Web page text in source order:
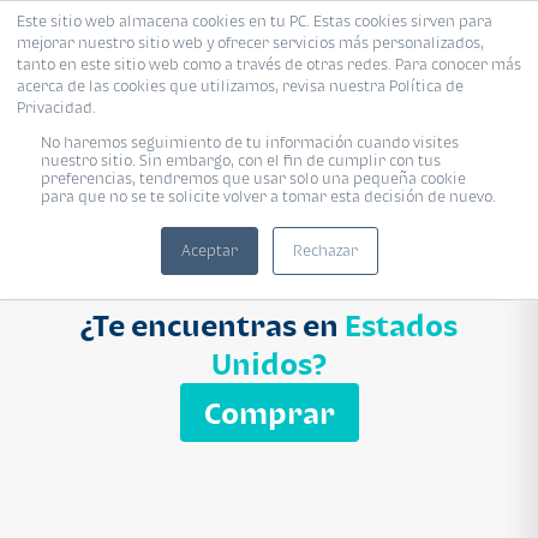
Este sitio web almacena cookies en tu PC. Estas cookies sirven para
mejorar nuestro sitio web y ofrecer servicios más personalizados,
tanto en este sitio web como a través de otras redes. Para conocer más
acerca de las cookies que utilizamos, revisa nuestra Política de
Privacidad.
No haremos seguimiento de tu información cuando visites
nuestro sitio. Sin embargo, con el fin de cumplir con tus
preferencias, tendremos que usar solo una pequeña cookie
para que no se te solicite volver a tomar esta decisión de nuevo.
Aceptar Rechazar
Proyecto Modelo Inmobiliaria
Ingresa el nombre del proyecto
Buscar
¿Te encuentras en Estados
Unidos?
Comprar